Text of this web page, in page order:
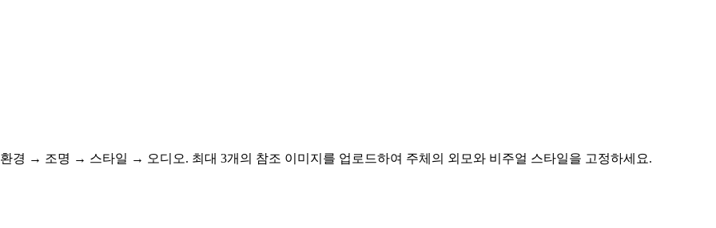
→ 조명 → 스타일 → 오디오. 최대 3개의 참조 이미지를 업로드하여 주체의 외모와 비주얼 스타일을 고정하세요.